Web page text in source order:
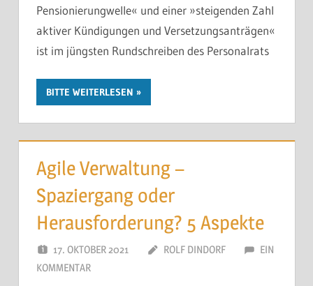
Pensionierungwelle« und einer »steigenden Zahl
aktiver Kündigungen und Versetzungsanträgen«
ist im jüngsten Rundschreiben des Personalrats
BITTE WEITERLESEN
Agile Verwaltung –
Spaziergang oder
Herausforderung? 5 Aspekte
17. OKTOBER 2021 ROLF DINDORF
EIN
KOMMENTAR